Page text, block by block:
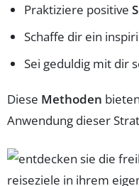
Praktiziere positive
Schaffe dir ein
Sei geduldig mit dir
Diese Methoden
Anwendung dieser